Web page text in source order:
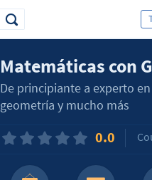
Matemáticas con
De principiante a experto
geometría y mucho más
0.0